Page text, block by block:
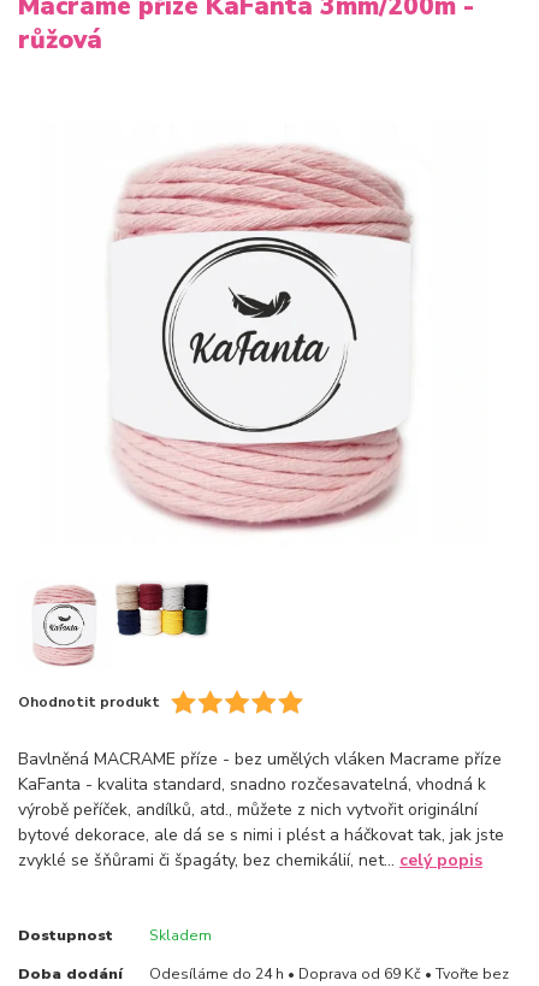
růžová
Ohodnotit produkt
Bavlněná MACRAME příze - bez umělých vláken Macrame příze
KaFanta - kvalita standard, snadno rozčesavatelná, vhodná k
výrobě peříček, andílků, atd., můžete z nich vytvořit originální
bytové dekorace, ale dá se s nimi i plést a háčkovat tak, jak jste
zvyklé se šňůrami či špagáty, bez chemikálií, net... celý popis
Dostupnost Skladem
Doba dodání
Odesíláme do 24 h • Doprava od 69 Kč • Tvořte bez